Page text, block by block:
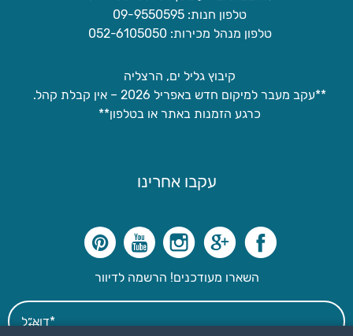
טלפון חנות: 09-9550595
טלפון מנהל מכירות: 052-6105050
קיבוץ גליל ים, הרצליה
**עקב מעבר למיקום חדש באפריל 2026 – אין קבלת קהל.
כרגע הזמנות באתר או בטלפון**
עקבו אחרינו
השארו מעודכנים! הרשמה לדיוור